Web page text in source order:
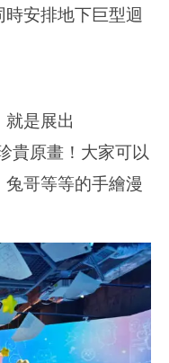
安排地下巨型迴
是展出
貴原畫！大家可以
哥等等的手繪漫